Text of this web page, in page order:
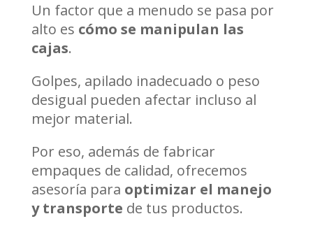
Un factor que a menudo se pasa por
alto es cómo se manipulan las
cajas.
Golpes, apilado inadecuado o peso
desigual pueden afectar incluso al
mejor material.
Por eso, además de fabricar
empaques de calidad, ofrecemos
asesoría para optimizar el manejo
y transporte de tus productos.